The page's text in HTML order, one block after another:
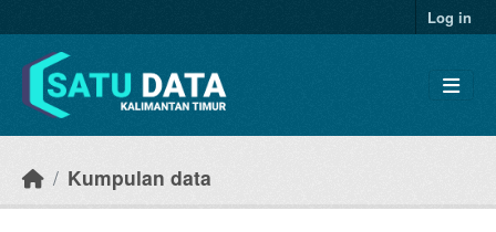
Log in
Kumpulan data